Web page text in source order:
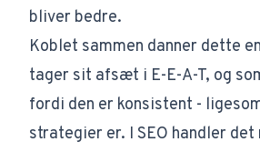
bliver bedre.
Koblet sammen danner dette
tager sit afsæt i E-E-A-T, og
fordi den er konsistent -
strategier er. I SEO handler